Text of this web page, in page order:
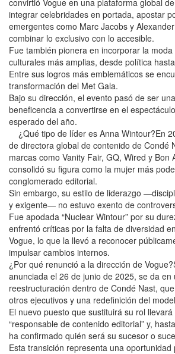
integrar celebridades en portada, apostar
emergentes como Marc Jacobs y
combinar lo exclusivo con lo accesible.
Fue también pionera en incorporar la
culturales más amplias, desde política
Entre sus logros más emblemáticos se
transformación del Met Gala.
Bajo su dirección, el evento pasó de ser
beneficencia a convertirse en el
esperado del año.
¿Qué tipo de líder es Anna Wintour?En
de directora global de contenido de Condé
marcas como Vanity Fair, GQ, Wired y Bon
consolidó su figura como la mujer más
conglomerado editorial.
Sin embargo, su estilo de liderazgo
y exigente— no estuvo exento de
Fue apodada “Nuclear Wintour” por su
enfrentó críticas por la falta de diversidad
Vogue, lo que la llevó a reconocer
impulsar cambios internos.
¿Por qué renunció a la dirección de
anunciada el 26 de junio de 2025, se da en
reestructuración dentro de Condé Nast,
otros ejecutivos y una redefinición del
El nuevo puesto que sustituirá su rol
“responsable de contenido editorial” y,
ha confirmado quién será su sucesor o
Esta transición representa una oportunidad